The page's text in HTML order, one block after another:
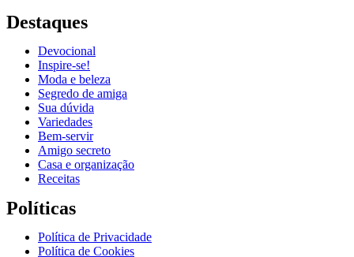
Destaques
Devocional
Inspire-se!
Moda e beleza
Segredo de amiga
Sua dúvida
Variedades
Bem-servir
Amigo secreto
Casa e organização
Receitas
Políticas
Política de Privacidade
Política de Cookies